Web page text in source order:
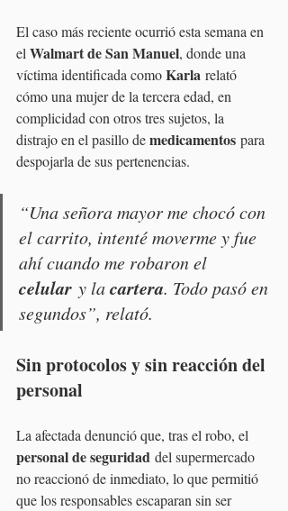
El caso más reciente ocurrió esta semana en
el Walmart de San Manuel, donde una
víctima identificada como Karla relató
cómo una mujer de la tercera edad, en
complicidad con otros tres sujetos, la
distrajo en el pasillo de medicamentos para
despojarla de sus pertenencias.
“Una señora mayor me chocó con
el carrito, intenté moverme y fue
ahí cuando me robaron el
celular y la cartera. Todo pasó en
segundos”, relató.
Sin protocolos y sin reacción del
personal
La afectada denunció que, tras el robo, el
personal de seguridad del supermercado
no reaccionó de inmediato, lo que permitió
que los responsables escaparan sin ser